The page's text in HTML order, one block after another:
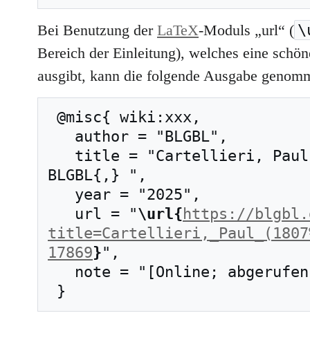
Bei Benutzung der LaTeX-Moduls „url“ (
Bereich der Einleitung), welches eine
ausgibt, kann die folgende Ausgabe
BLGBL{,} ",
   url = "
\url{ https://
17869}",